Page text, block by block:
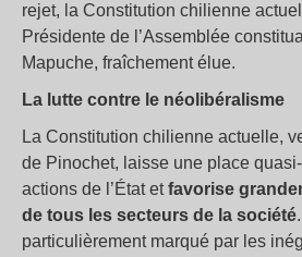
rejet, la Constitution chilienne
Présidente de l’Assemblée
Mapuche, fraîchement élue.
La lutte contre le néolibéralisme
La Constitution chilienne actuelle,
de Pinochet, laisse une place
actions de l’État etfavorise
de tous les secteurs de la société
particulièrement marqué par les